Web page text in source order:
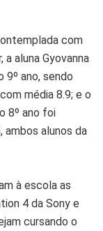
com
aluna Gyovanna
9º ano, sendo
média 8.9; e o
8º ano foi
ambos alunos da
à escola as
4 da Sony e
cursando o